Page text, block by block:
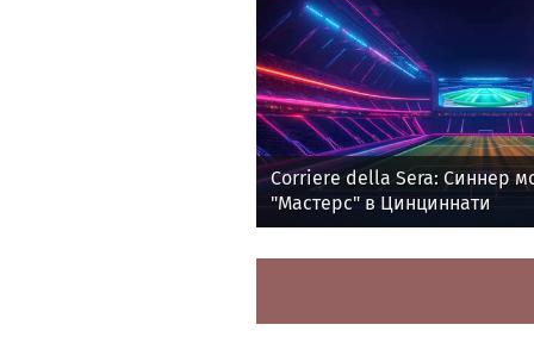
Corriere della Sera: Синнер
"Мастерс" в Цинциннати